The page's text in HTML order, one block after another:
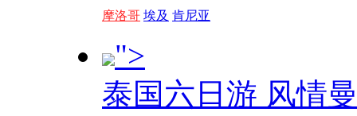
摩洛哥 埃及 肯尼亚
">
泰国六日游 风情